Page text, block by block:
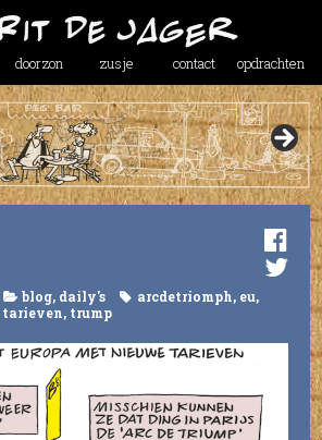
doorzon zusje contact opdrachten
blog, daily's arcdetriomph, eu,
tarieven, trump